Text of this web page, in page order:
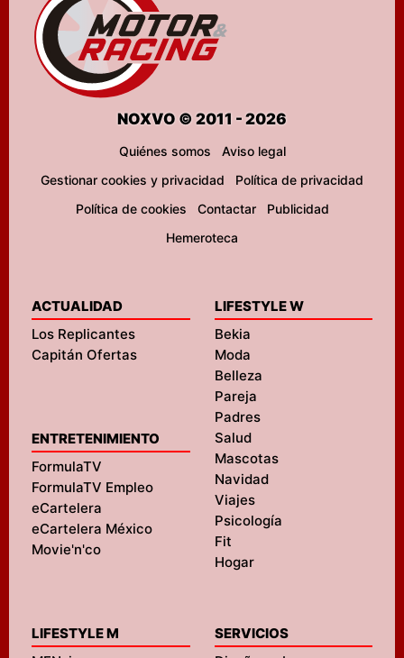
NOXVO © 2011 - 2026
Quiénes somos
Aviso legal
Gestionar cookies y privacidad
Política de privacidad
Política de cookies
Contactar
Publicidad
Hemeroteca
ACTUALIDAD
Los Replicantes
Capitán Ofertas
ENTRETENIMIENTO
FormulaTV
FormulaTV Empleo
eCartelera
eCartelera México
Movie'n'co
LIFESTYLE W
Bekia
Moda
Belleza
Pareja
Padres
Salud
Mascotas
Navidad
Viajes
Psicología
Fit
Hogar
LIFESTYLE M
SERVICIOS